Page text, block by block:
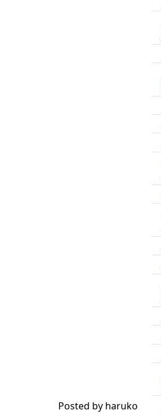
Posted by haruko